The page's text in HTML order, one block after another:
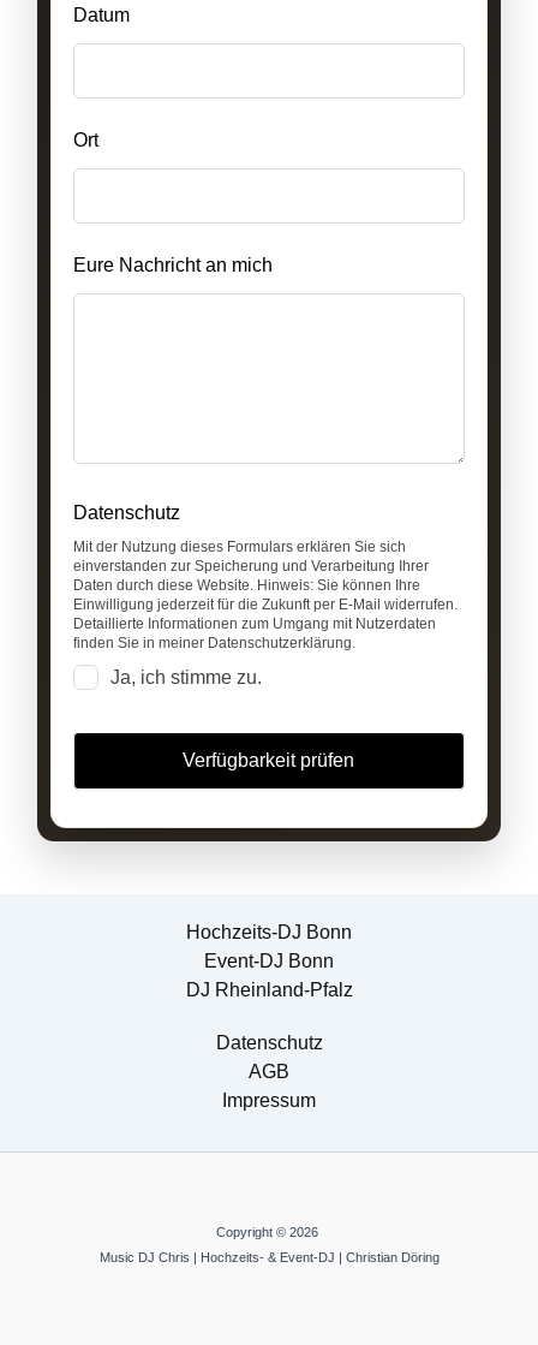
Datum
Ort
Eure Nachricht an mich
Datenschutz
Mit der Nutzung dieses Formulars erklären Sie sich
einverstanden zur Speicherung und Verarbeitung Ihrer
Daten durch diese Website. Hinweis: Sie können Ihre
Einwilligung jederzeit für die Zukunft per E-Mail widerrufen.
Detaillierte Informationen zum Umgang mit Nutzerdaten
finden Sie in meiner Datenschutzerklärung.
Ja, ich stimme zu.
Verfügbarkeit prüfen
Hochzeits-DJ Bonn
Event-DJ Bonn
DJ Rheinland-Pfalz
Datenschutz
AGB
Impressum
Copyright © 2026
Music DJ Chris | Hochzeits- & Event-DJ | Christian Döring